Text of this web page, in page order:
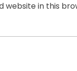
website in this